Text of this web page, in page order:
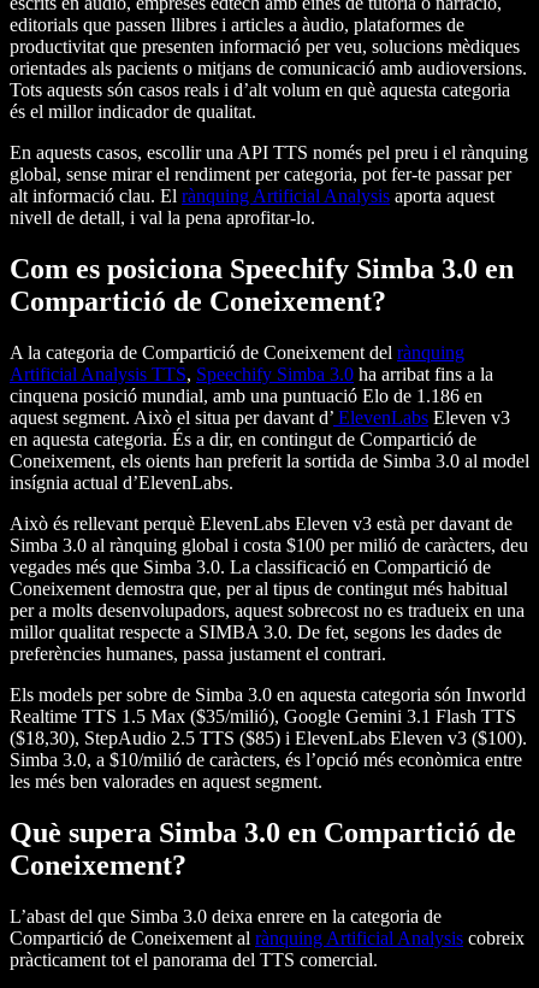
editorials que passen llibres i articles a àudio, plataformes de
productivitat que presenten informació per veu, solucions mèdiques
orientades als pacients o mitjans de comunicació amb audioversions.
Tots aquests són casos reals i d’alt volum en què aquesta categoria
és el millor indicador de qualitat.
En aquests casos, escollir una API TTS només pel preu i el rànquing
global, sense mirar el rendiment per categoria, pot fer-te passar per
alt informació clau. El rànquing Artificial Analysis aporta aquest
nivell de detall, i val la pena aprofitar-lo.
Com es posiciona Speechify Simba 3.0 en
Compartició de Coneixement?
A la categoria de Compartició de Coneixement del rànquing
Artificial Analysis TTS, Speechify Simba 3.0 ha arribat fins a la
cinquena posició mundial, amb una puntuació Elo de 1.186 en
aquest segment. Això el situa per davant d’ ElevenLabs Eleven v3
en aquesta categoria. És a dir, en contingut de Compartició de
Coneixement, els oients han preferit la sortida de Simba 3.0 al model
insígnia actual d’ElevenLabs.
Això és rellevant perquè ElevenLabs Eleven v3 està per davant de
Simba 3.0 al rànquing global i costa $100 per milió de caràcters, deu
vegades més que Simba 3.0. La classificació en Compartició de
Coneixement demostra que, per al tipus de contingut més habitual
per a molts desenvolupadors, aquest sobrecost no es tradueix en una
millor qualitat respecte a SIMBA 3.0. De fet, segons les dades de
preferències humanes, passa justament el contrari.
Els models per sobre de Simba 3.0 en aquesta categoria són Inworld
Realtime TTS 1.5 Max ($35/milió), Google Gemini 3.1 Flash TTS
($18,30), StepAudio 2.5 TTS ($85) i ElevenLabs Eleven v3 ($100).
Simba 3.0, a $10/milió de caràcters, és l’opció més econòmica entre
les més ben valorades en aquest segment.
Què supera Simba 3.0 en Compartició de
Coneixement?
L’abast del que Simba 3.0 deixa enrere en la categoria de
Compartició de Coneixement al rànquing Artificial Analysis cobreix
pràcticament tot el panorama del TTS comercial.